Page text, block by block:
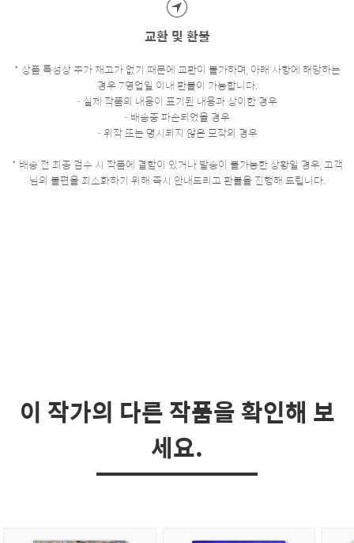
교환 및 환불
* 상품 특성상 추가 재고가 없기 때문에 교환이 불가하며, 아래 사항에 해당하는
경우 7영업일 이내 환불이 가능합니다.
- 실제 작품의 내용이 표기된 내용과 상이한 경우
- 배송중 파손되었을 경우
- 위작 또는 명시되지 않은 모작의 경우
* 배송 전 최종 검수 시 작품에 결함이 있거나 발송이 불가능한 상황일 경우, 고객
님의 불편을 최소화하기 위해 즉시 안내드리고 환불을 진행해 드립니다.
이 작가의 다른 작품을 확인해 보
세요.